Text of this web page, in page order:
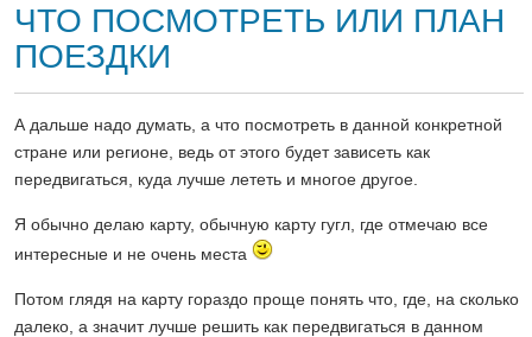
ЧТО ПОСМОТРЕТЬ ИЛИ ПЛАН
ПОЕЗДКИ
А дальше надо думать, а что посмотреть в данной конкретной
стране или регионе, ведь от этого будет зависеть как
передвигаться, куда лучше лететь и многое другое.
Я обычно делаю карту, обычную карту гугл, где отмечаю все
интересные и не очень места
Потом глядя на карту гораздо проще понять что, где, на сколько
далеко, а значит лучше решить как передвигаться в данном